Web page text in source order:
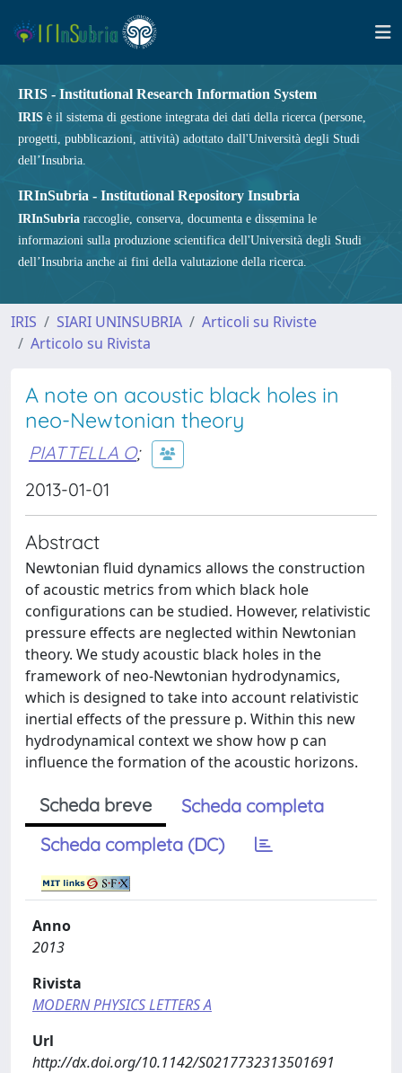
IRIS - Institutional Research Information System
IRIS è il sistema di gestione integrata dei dati della ricerca (persone,
progetti, pubblicazioni, attività) adottato dall'Università degli Studi
dell’Insubria.
IRInSubria - Institutional Repository Insubria
IRInSubria raccoglie, conserva, documenta e dissemina le
informazioni sulla produzione scientifica dell'Università degli Studi
dell’Insubria anche ai fini della valutazione della ricerca.
IRIS SIARI UNINSUBRIA
Articoli su Riviste
Articolo su Rivista
A note on acoustic black holes in
neo-Newtonian theory
PIATTELLA O;
2013-01-01
Abstract
Newtonian fluid dynamics allows the construction
of acoustic metrics from which black hole
configurations can be studied. However, relativistic
pressure effects are neglected within Newtonian
theory. We study acoustic black holes in the
framework of neo-Newtonian hydrodynamics,
which is designed to take into account relativistic
inertial effects of the pressure p. Within this new
hydrodynamical context we show how p can
influence the formation of the acoustic horizons.
Scheda breve
Scheda completa
Scheda completa (DC)
Anno
2013
Rivista
MODERN PHYSICS LETTERS A
Url
http://dx.doi.org/10.1142/S0217732313501691